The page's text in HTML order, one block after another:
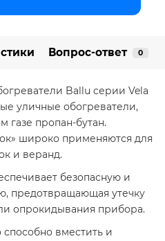
Вопрос-ответ 0
Ballu серии Vela
уличные обогреватели,
пропан-бутан.
широко применяются для
и веранд.
безопасную и
предотвращающая утечку
опрокидывания прибора.
способно вместить и